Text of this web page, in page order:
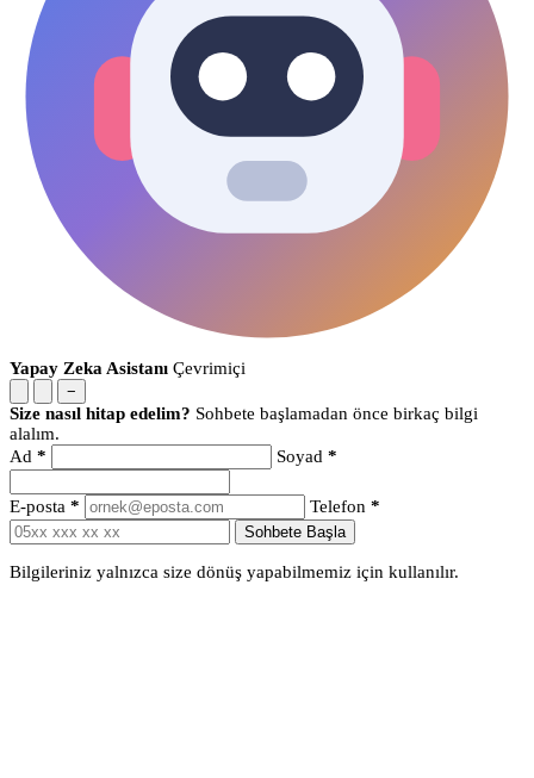
Yapay Zeka Asistanı Çevrimiçi
−
Size nasıl hitap edelim? Sohbete başlamadan önce birkaç bilgi
alalım.
Ad * Soyad *
E-posta * Telefon *
Sohbete Başla
Bilgileriniz yalnızca size dönüş yapabilmemiz için kullanılır.